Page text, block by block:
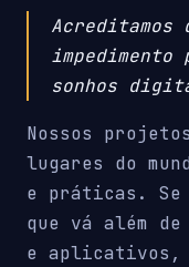
sonhos
Nossos
lugares do
e práticas. Se
que vá além
e aplicativos,